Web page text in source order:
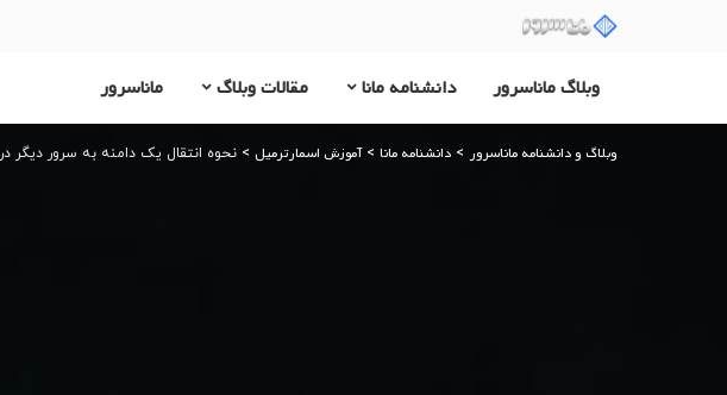
وبلاگ ماناسرور دانشنامه مانا مقالات وبلاگ ماناسرور
وبلاگ و دانشنامه ماناسرور > دانشنامه مانا >آموزش اسمارترمیل > نحوه انتقال یک دامنه به سرور دیگر در SmarterMail